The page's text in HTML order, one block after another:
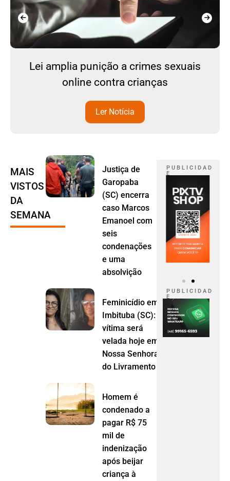
Lei amplia punição a crimes sexuais
online contra crianças
Ler Notícia
MAIS
VISTOS
DA
SEMANA
Justiça de
Garopaba
(SC) encerra
caso Marcos
Emanoel com
seis
condenações
e uma
absolvição
Feminicídio em
Imbituba (SC):
vítima será
velada hoje em
Nossa Senhora
do Livramento (MT)
Homem é
condenado a
pagar R$ 75
mil de
indenização
após beijar
criança à
P U B L I C I D A D
E
P U B L I C I D A D
E